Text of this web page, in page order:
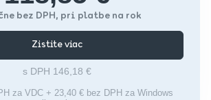
bez DPH, pri platbe na rok
Zistite viac
s DPH 146,18 €
za VDC + 23,40 € bez DPH za Windows